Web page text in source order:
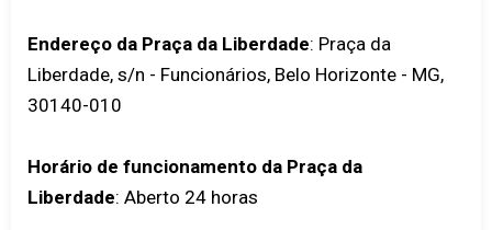
Endereço da Praça da Liberdade: Praça da
Liberdade, s/n - Funcionários, Belo Horizonte - MG,
30140-010
Horário de funcionamento da Praça da
Liberdade: Aberto 24 horas